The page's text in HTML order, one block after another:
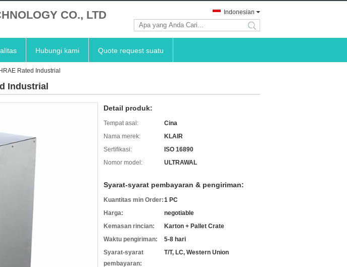
CO., LTD Indonesian
search
Hubungi kami Quote request suatu
Rated Industrial
Industrial
Detail produk:
Tempat asal:
Cina
Nama merek:
KLAIR
Sertifikasi:
ISO 16890
Nomor model:
ULTRAWAL
Syarat-syarat pembayaran & pengiriman:
Kuantitas min Order:1 PC
Harga:
negotiable
Kemasan rincian:
Karton + Pallet Crate
Waktu pengiriman:
5-8 hari
Syarat-syarat
pembayaran:
T/T, LC, Western Union